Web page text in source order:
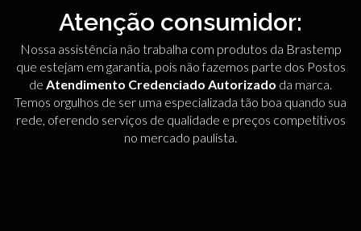
Atenção consumidor:
Nossa assistência não trabalha com produtos da Brastemp
que estejam em garantia, pois não fazemos parte dos Postos
de Atendimento Credenciado Autorizado da marca.
Temos orgulhos de ser uma especializada tão boa quando sua
rede, oferendo serviços de qualidade e preços competitivos
no mercado paulista.